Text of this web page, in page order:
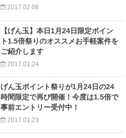
2017.02.08
【げん玉】本日1月24日限定ポイン
ト1.5倍祭りのオススメお手軽案件を
ご紹介します
2017.01.24
げん玉ポイント祭りが1月24日の24
時間限定で再び開催！今度は1.5倍で
事前エントリー受付中！
2017.01.23